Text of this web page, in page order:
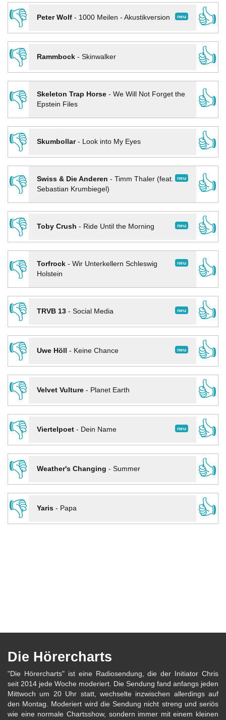
👎
neu
Peter Wolf- 1000 Meilen - Akustikversion
👍
👎
Rammbock- Skinwalker
👍
👎
Skeleton Trap Horse- We Will Not Forget the
Epstein Files
👍
👎
Skumbollar- Look into My Eyes
👍
👎
neu
Swiss & Die Anderen - Timm Thaler (feat.
Sebastian Krumbiegel)
👍
👎
neu
Toby Crush - Ride Until the Morning
👍
👎
neu
Torfrock- Wir Unterkellern Schleswig
Holstein
👍
👎
neu
TRVB 13- Social Media
👍
👎
neu
Uwe Höll - Keine Chance
👍
👎
Velvet Vulture- Planet Earth
👍
👎
neu
Viertelpoet- Dein Name
👍
👎
Weather's Changing - Summer
👍
👎
Yaris- Papa 👍
Die Hörercharts
"Die Hörercharts" ist eine Radiosendung, die der Initiator Chris
seit 2014 jede Woche moderiert. Die Sendung fand anfangs jeden
Mittwoch um 20 Uhr statt, wechselte inzwischen allerdings auf
den Montag. Moderiert wird die Sendung nicht streng und seriös
wie eine normale Chartsshow, sondern immer mit einem kleinen